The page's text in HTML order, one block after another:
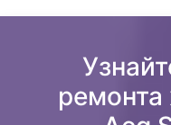
ремонта